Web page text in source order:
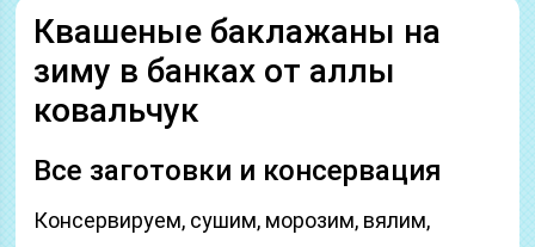
Квашеные баклажаны на
зиму в банках от аллы
ковальчук
Все заготовки и консервация
Консервируем, сушим, морозим, вялим,